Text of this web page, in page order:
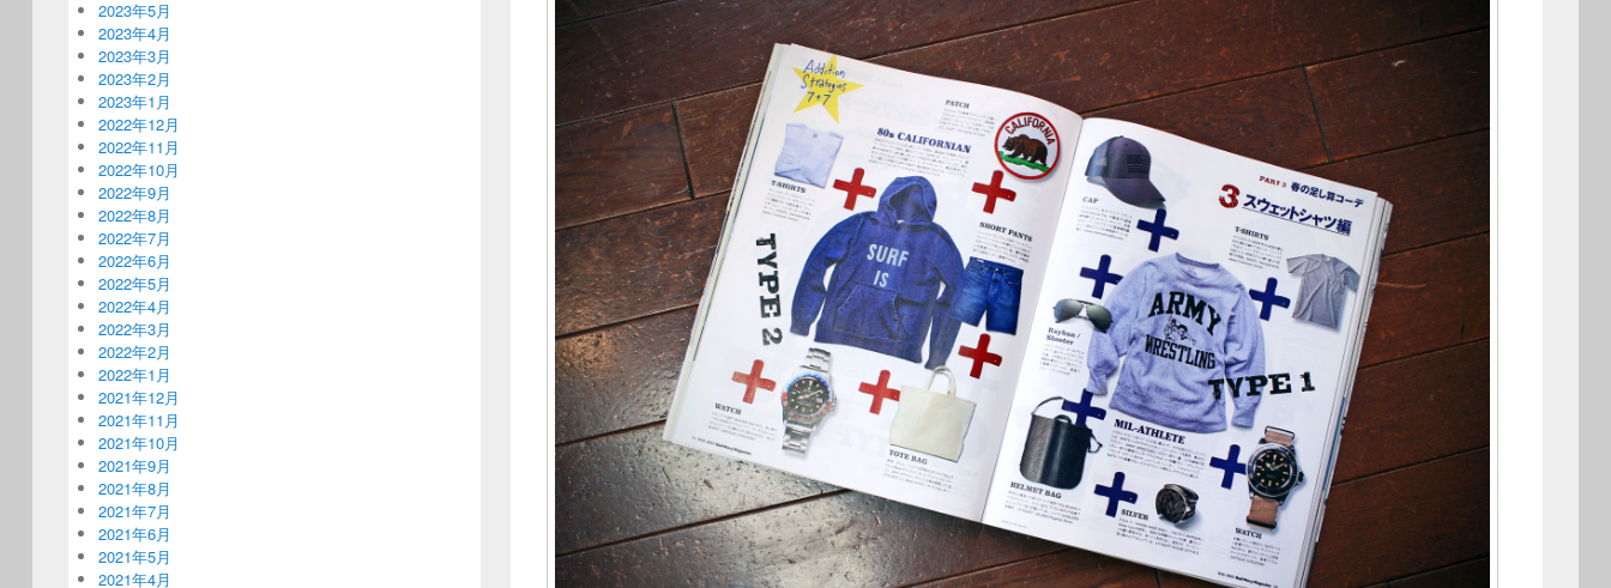
2023年5月
2023年4月
2023年3月
2023年2月
2023年1月
2022年12月
2022年11月
2022年10月
2022年9月
2022年8月
2022年7月
2022年6月
2022年5月
2022年4月
2022年3月
2022年2月
2022年1月
2021年12月
2021年11月
2021年10月
2021年9月
2021年8月
2021年7月
2021年6月
2021年5月
2021年4月